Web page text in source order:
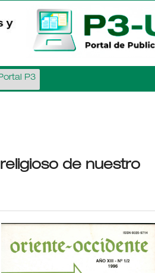
P3
de nuestro